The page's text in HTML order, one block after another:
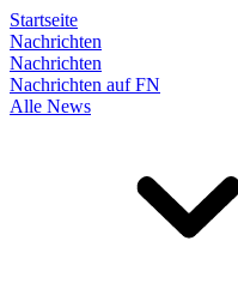
Startseite
Nachrichten
Nachrichten
Nachrichten auf FN
Alle News